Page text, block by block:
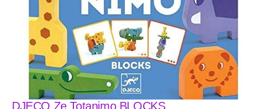
DJECO Ze Totanimo BLOCKS